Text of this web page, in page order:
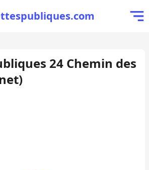
24 Chemin des